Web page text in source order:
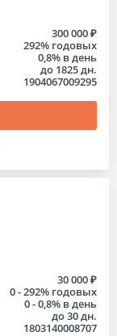
300 000 ₽
292% годовых
0,8% в день
до 1825 дн.
1904067009295
30 000 ₽
0 - 292% годовых
0 - 0,8% в день
до 30 дн.
1803140008707